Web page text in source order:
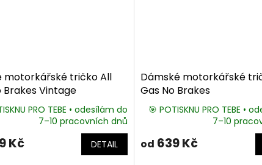
motorkářské tričko All
Brakes Vintage
PRO TEBE • odesílám do
7–10 pracovních dnů
Kč DETAIL
Dámské motorkářské
Gas No Brakes
🎯 POTISKNU PRO TEBE •
7–10
od 639 Kč